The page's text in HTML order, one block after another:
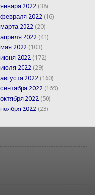
января 2022 (38)
февраля 2022 (16)
марта 2022 (20)
апреля 2022 (41)
мая 2022 (103)
июня 2022 (172)
июля 2022 (29)
августа 2022 (160)
сентября 2022 (169)
октября 2022 (50)
ноября 2022 (23)